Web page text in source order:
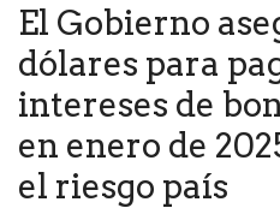
El Gobierno
dólares para
intereses de
en enero de
el riesgo país